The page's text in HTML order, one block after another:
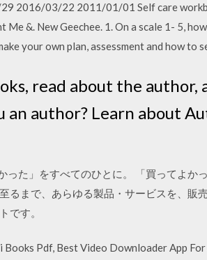
2016/03/22 2011/01/01 Self care
Me &. New Geechee. 1. On a scale 1- 5,
your own plan, assessment and how
read about the author,
an author? Learn about
った」をすべてのひとに。 「買ってよか
るまで、あらゆる製品・サービスを、販
です。
Books Pdf, Best Video Downloader App